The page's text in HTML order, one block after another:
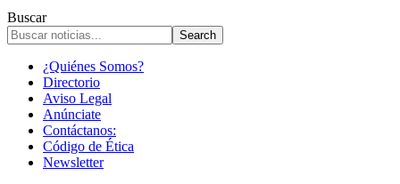
Buscar
¿Quiénes Somos?
Directorio
Aviso Legal
Anúnciate
Contáctanos:
Código de Ética
Newsletter